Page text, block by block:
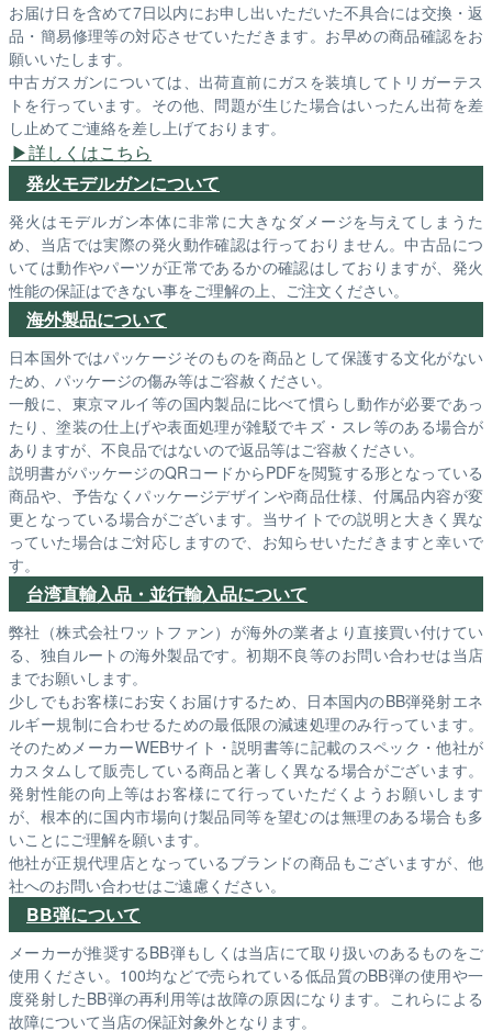
お届け日を含めて7日以内にお申し出いただいた不具合には交換・返
品・簡易修理等の対応させていただきます。お早めの商品確認をお
願いいたします。
中古ガスガンについては、出荷直前にガスを装填してトリガーテス
トを行っています。その他、問題が生じた場合はいったん出荷を差
し止めてご連絡を差し上げております。
詳しくはこちら
発火モデルガンについて
発火はモデルガン本体に非常に大きなダメージを与えてしまうた
め、当店では実際の発火動作確認は行っておりません。中古品につ
いては動作やパーツが正常であるかの確認はしておりますが、発火
性能の保証はできない事をご理解の上、ご注文ください。
海外製品について
日本国外ではパッケージそのものを商品として保護する文化がない
ため、パッケージの傷み等はご容赦ください。
一般に、東京マルイ等の国内製品に比べて慣らし動作が必要であっ
たり、塗装の仕上げや表面処理が雑駁でキズ・スレ等のある場合が
ありますが、不良品ではないので返品等はご容赦ください。
説明書がパッケージのQRコードからPDFを閲覧する形となっている
商品や、予告なくパッケージデザインや商品仕様、付属品内容が変
更となっている場合がございます。当サイトでの説明と大きく異な
っていた場合はご対応しますので、お知らせいただきますと幸いで
す。
台湾直輸入品・並行輸入品について
弊社（株式会社ワットファン）が海外の業者より直接買い付けてい
る、独自ルートの海外製品です。初期不良等のお問い合わせは当店
までお願いします。
少しでもお客様にお安くお届けするため、日本国内のBB弾発射エネ
ルギー規制に合わせるための最低限の減速処理のみ行っています。
そのためメーカーWEBサイト・説明書等に記載のスペック・他社が
カスタムして販売している商品と著しく異なる場合がございます。
発射性能の向上等はお客様にて行っていただくようお願いします
が、根本的に国内市場向け製品同等を望むのは無理のある場合も多
いことにご理解を願います。
他社が正規代理店となっているブランドの商品もございますが、他
社へのお問い合わせはご遠慮ください。
BB弾について
メーカーが推奨するBB弾もしくは当店にて取り扱いのあるものをご
使用ください。100均などで売られている低品質のBB弾の使用や一
度発射したBB弾の再利用等は故障の原因になります。これらによる
故障について当店の保証対象外となります。